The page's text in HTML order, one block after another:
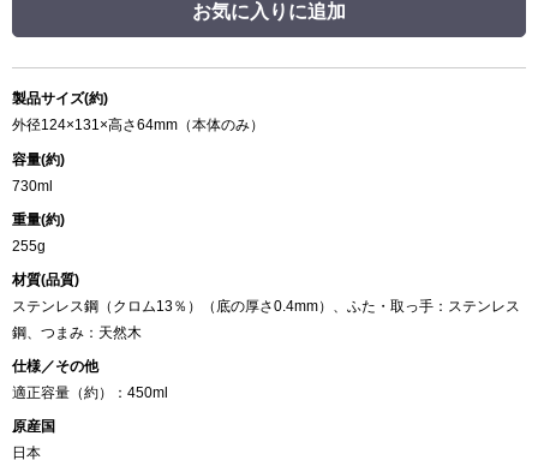
お気に入りに追加
製品サイズ(約)
外径124×131×高さ64mm（本体のみ）
容量(約)
730ml
重量(約)
255g
材質(品質)
ステンレス鋼（クロム13％）（底の厚さ0.4mm）、ふた・取っ手：ステンレス
鋼、つまみ：天然木
仕様／その他
適正容量（約）：450ml
原産国
日本